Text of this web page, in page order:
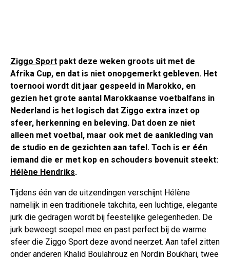
Ziggo Sport pakt deze weken groots uit met de
Afrika Cup, en dat is niet onopgemerkt gebleven. Het
toernooi wordt dit jaar gespeeld in Marokko, en
gezien het grote aantal Marokkaanse voetbalfans in
Nederland is het logisch dat Ziggo extra inzet op
sfeer, herkenning en beleving. Dat doen ze niet
alleen met voetbal, maar ook met de aankleding van
de studio en de gezichten aan tafel. Toch is er één
iemand die er met kop en schouders bovenuit steekt:
Hélène Hendriks.
Tijdens één van de uitzendingen verschijnt Hélène
namelijk in een traditionele takchita, een luchtige, elegante
jurk die gedragen wordt bij feestelijke gelegenheden. De
jurk beweegt soepel mee en past perfect bij de warme
sfeer die Ziggo Sport deze avond neerzet. Aan tafel zitten
onder anderen Khalid Boulahrouz en Nordin Boukhari, twee